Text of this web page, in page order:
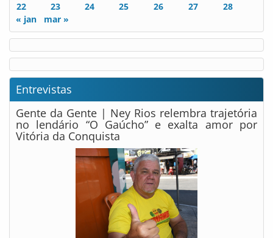
22
23 24 25 26 27
28
« jan
mar »
Entrevistas
Gente da Gente | Ney Rios relembra trajetória
no lendário “O Gaúcho” e exalta amor por
Vitória da Conquista